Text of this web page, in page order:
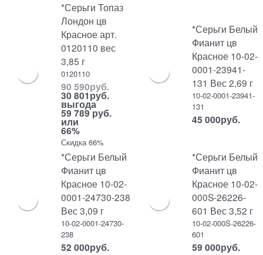
*Серьги Топаз
Лондон цв
Красное арт.
0120110 вес
3,85 г
0120110
90 590руб.
30 801руб.
выгода
59 789 руб.
или
66%
Скидка 66%
*Серьги Белый
Фианит цв
Красное 10-02-
0001-23941-
131 Вес 2,69 г
10-02-0001-23941-
131
45 000руб.
*Серьги Белый
Фианит цв
Красное 10-02-
0001-24730-238
Вес 3,09 г
10-02-0001-24730-
238
52 000руб.
*Серьги Белый
Фианит цв
Красное 10-02-
000S-26226-
601 Вес 3,52 г
10-02-000S-26226-
601
59 000руб.